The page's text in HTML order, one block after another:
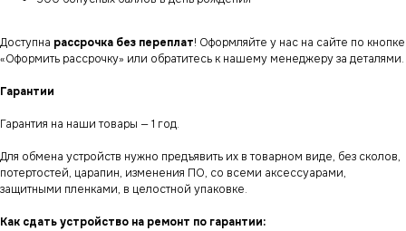
Доступна рассрочка без переплат! Оформляйте у нас на сайте по кнопке
«Оформить рассрочку» или обратитесь к нашему менеджеру за деталями.
Гарантии
Гарантия на наши товары — 1 год.
Для обмена устройств нужно предъявить их в товарном виде, без сколов,
потертостей, царапин, изменения ПО, со всеми аксессуарами,
защитными пленками, в целостной упаковке.
Как сдать устройство на ремонт по гарантии: